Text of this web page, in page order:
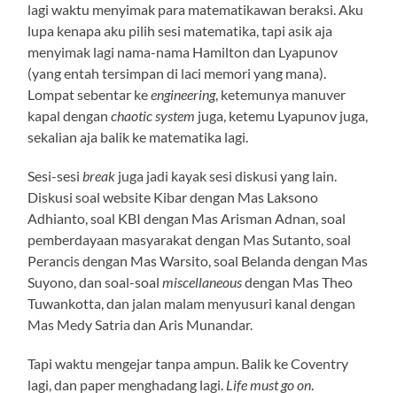
lagi waktu menyimak para matematikawan beraksi. Aku
lupa kenapa aku pilih sesi matematika, tapi asik aja
menyimak lagi nama-nama Hamilton dan Lyapunov
(yang entah tersimpan di laci memori yang mana).
Lompat sebentar keengineering, ketemunya manuver
kapal denganchaotic system juga, ketemu Lyapunov juga,
sekalian aja balik ke matematika lagi.
Sesi-sesibreak juga jadi kayak sesi diskusi yang lain.
Diskusi soal website Kibar dengan Mas Laksono
Adhianto, soal KBI dengan Mas Arisman Adnan, soal
pemberdayaan masyarakat dengan Mas Sutanto, soal
Perancis dengan Mas Warsito, soal Belanda dengan Mas
Suyono, dan soal-soalmiscellaneousdengan Mas Theo
Tuwankotta, dan jalan malam menyusuri kanal dengan
Mas Medy Satria dan Aris Munandar.
Tapi waktu mengejar tanpa ampun. Balik ke Coventry
lagi, dan paper menghadang lagi. Life must go on.